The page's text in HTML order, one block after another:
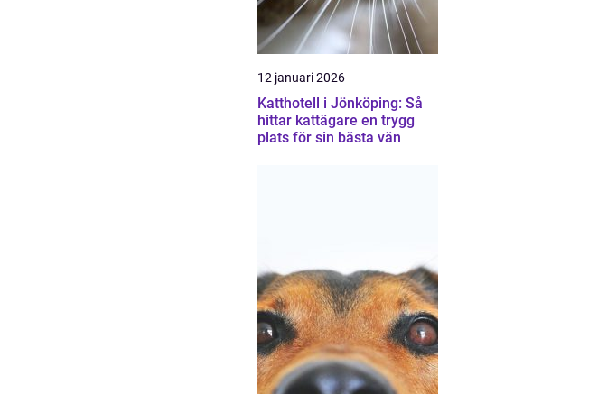
12 januari 2026
Katthotell i Jönköping: Så
hittar kattägare en trygg
plats för sin bästa vän